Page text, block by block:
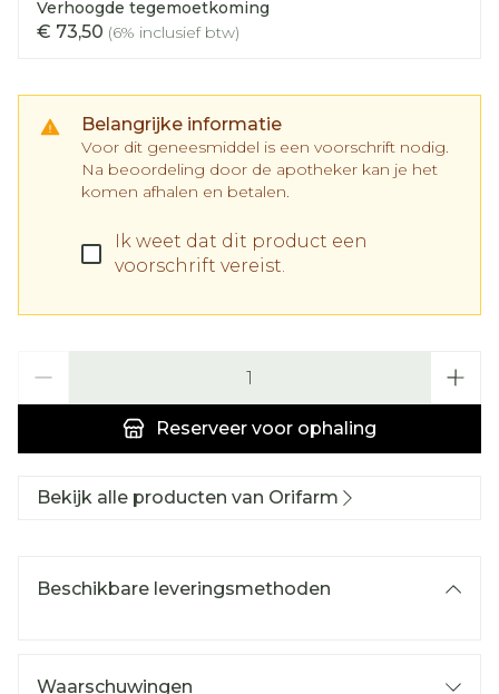
Verhoogde tegemoetkoming
€ 73,50 (6% inclusief btw)
Belangrijke informatie
Voor dit geneesmiddel is een voorschrift nodig.
Na beoordeling door de apotheker kan je het
komen afhalen en betalen.
Ik weet dat dit product een
voorschrift vereist.
Reserveer voor ophaling
Bekijk alle producten van Orifarm
Beschikbare leveringsmethoden
Waarschuwingen